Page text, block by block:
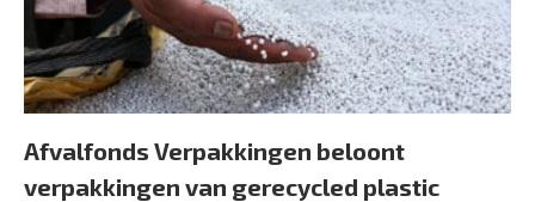
Afvalfonds Verpakkingen beloont
verpakkingen van gerecycled plastic